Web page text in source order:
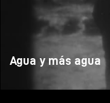
Agua y más agua